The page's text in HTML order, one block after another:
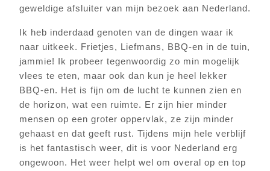
geweldige afsluiter van mijn bezoek aan Nederland.
Ik heb inderdaad genoten van de dingen waar ik
naar uitkeek. Frietjes, Liefmans, BBQ-en in de tuin,
jammie! Ik probeer tegenwoordig zo min mogelijk
vlees te eten, maar ook dan kun je heel lekker
BBQ-en. Het is fijn om de lucht te kunnen zien en
de horizon, wat een ruimte. Er zijn hier minder
mensen op een groter oppervlak, ze zijn minder
gehaast en dat geeft rust. Tijdens mijn hele verblijf
is het fantastisch weer, dit is voor Nederland erg
ongewoon. Het weer helpt wel om overal op en top